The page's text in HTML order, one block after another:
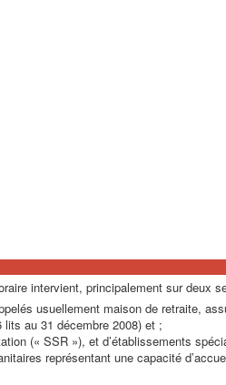
intervient, principalement sur deux
usuellement maison de retraite,
lits au 31 décembre 2008) et ;
(« SSR »), et d’établissements
représentant une capacité